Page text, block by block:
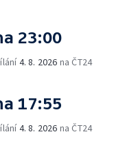
23:00
4. 8. 2026 na ČT24
17:55
4. 8. 2026 na ČT24